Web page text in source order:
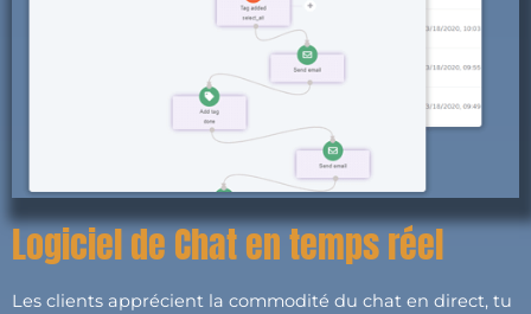
Logiciel de Chat en temps réel
Les clients apprécient la commodité du chat en direct, tu